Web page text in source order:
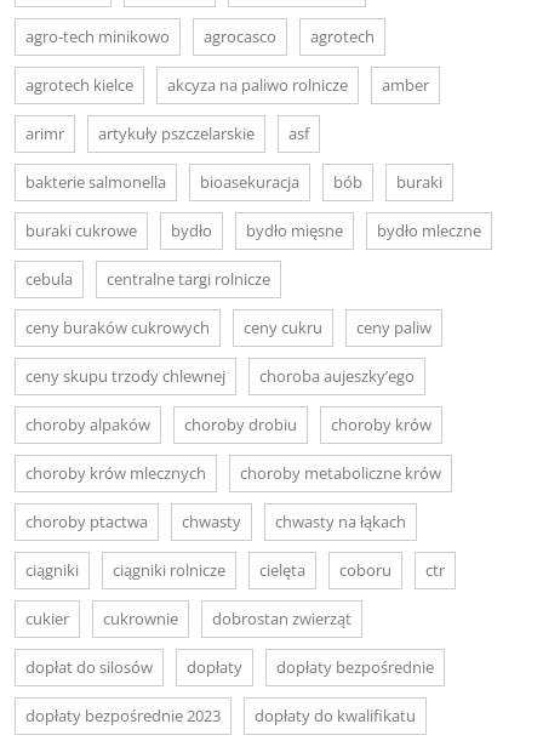
agro-tech minikowo agrocasco agrotech
agrotech kielce akcyza na paliwo rolnicze amber
arimr artykuły pszczelarskie asf
bakterie salmonella bioasekuracja bób buraki
buraki cukrowe bydło bydło mięsne bydło mleczne
cebula centralne targi rolnicze
ceny buraków cukrowych ceny cukru ceny paliw
ceny skupu trzody chlewnej choroba aujeszky’ego
choroby alpaków choroby drobiu choroby krów
choroby krów mlecznych choroby metaboliczne krów
choroby ptactwa chwasty chwasty na łąkach
ciągniki ciągniki rolnicze cielęta coboru ctr
cukier cukrownie dobrostan zwierząt
dopłat do silosów dopłaty dopłaty bezpośrednie
dopłaty bezpośrednie 2023 dopłaty do kwalifikatu